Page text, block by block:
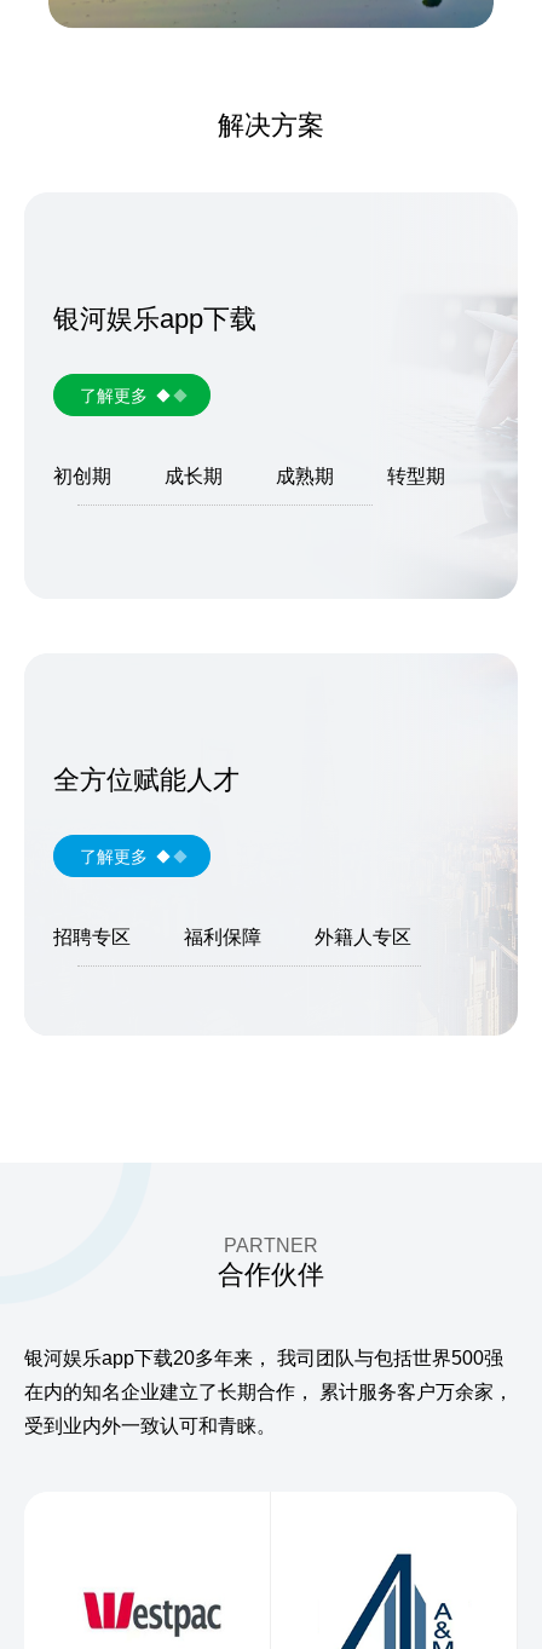
解决方案
银河娱乐app下载
了解更多
初创期 成长期 成熟期 转型期
全方位赋能人才
了解更多
招聘专区 福利保障 外籍人专区
PARTNER
合作伙伴
银河娱乐app下载20多年来，
我司团队与包括世界500强
在内的知名企业建立了长期合作，
累计服务客户万余家，
受到业内外一致认可和青睐。